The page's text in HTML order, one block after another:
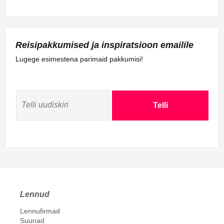
Reisipakkumised ja inspiratsioon emailile
Lugege esimestena parimaid pakkumisi!
Telli
Lennud
Lennufirmad
Suunad